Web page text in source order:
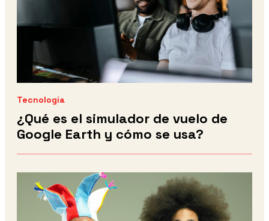
Tecnología
¿Qué es el simulador de vuelo de
Google Earth y cómo se usa?